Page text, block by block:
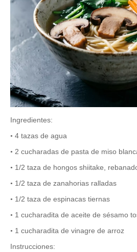
Ingredientes:
• 4 tazas de agua
• 2 cucharadas de pasta de miso
• 1/2 taza de hongos shiitake,
• 1/2 taza de zanahorias ralladas
• 1/2 taza de espinacas tiernas
• 1 cucharadita de aceite de sésamo
• 1 cucharadita de vinagre de arroz
Instrucciones: